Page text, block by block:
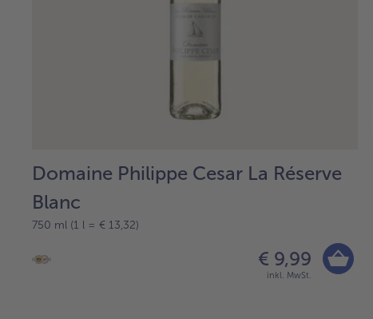
Domaine Philippe Cesar La Réserve
Blanc
750 ml (1 l = € 13,32)
€ 9,99
inkl. MwSt.